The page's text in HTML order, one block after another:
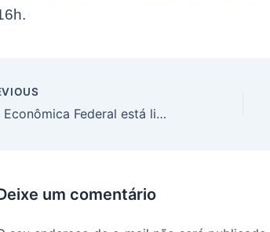
Caixa Econômica Federal está liberando Pix de R$ 3 MIL por meio do aplicativo Caixa Tem; Descubra se você também vai receber
um comentário